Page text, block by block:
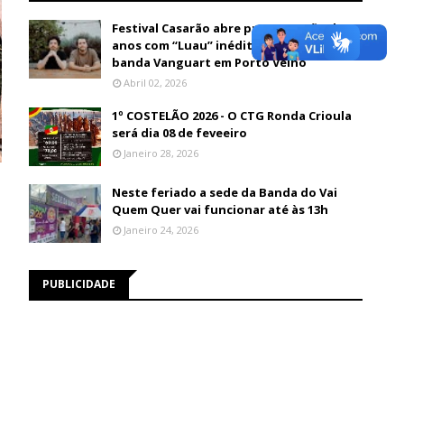
Festival Casarão abre programação de 26
anos com “Luau” inédito e show da
banda Vanguart em Porto Velho
Abril 02, 2026
1º COSTELÃO 2026 - O CTG Ronda Crioula
será dia 08 de feveeiro
Janeiro 28, 2026
Neste feriado a sede da Banda do Vai
Quem Quer vai funcionar até às 13h
Janeiro 24, 2026
PUBLICIDADE